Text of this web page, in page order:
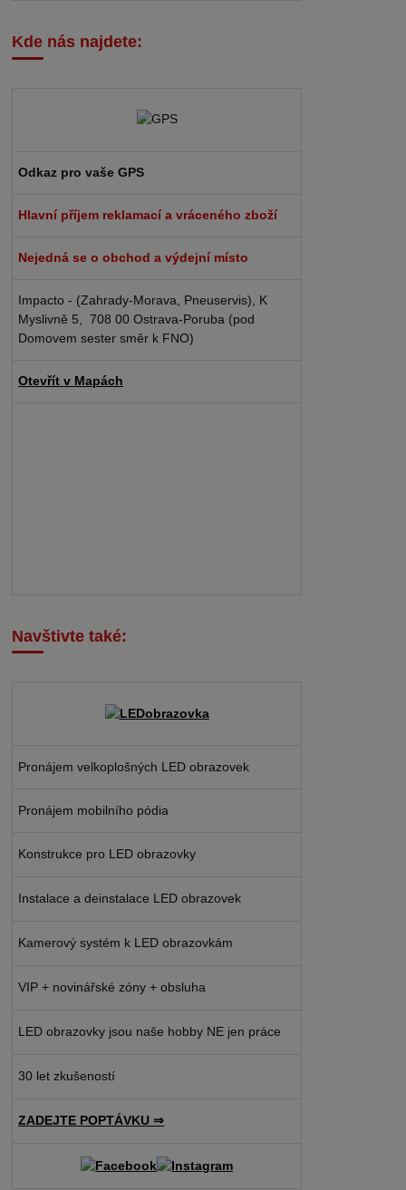
Kde nás najdete:
Odkaz pro vaše GPS
Hlavní příjem reklamací a vráceného zboží
Nejedná se o obchod a výdejní místo
Impacto - (Zahrady-Morava, Pneuservis), K
Myslivně 5, 708 00 Ostrava-Poruba (pod
Domovem sester směr k FNO)
Otevřít v Mapách
Navštivte také:
Pronájem velkoplošných LED obrazovek
Pronájem mobilního pódia
Konstrukce pro LED obrazovky
Instalace a deinstalace LED obrazovek
Kamerový systém k LED obrazovkám
VIP + novinářské zóny + obsluha
LED obrazovky jsou naše hobby NE jen práce
30 let zkušeností
ZADEJTE POPTÁVKU ⇒